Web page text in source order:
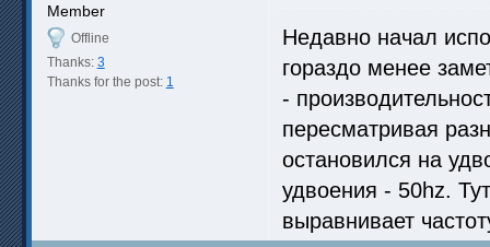
Member
Offline
Thanks: 3
Thanks for the post: 1
Недавно начал
гораздо менее
-
пересматривая
остановился на
удвоения - 50hz.
выравнивает